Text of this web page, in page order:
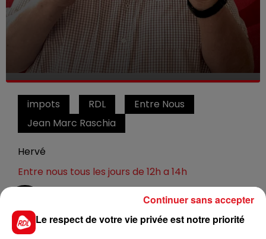
impots RDL
Entre Nous
Jean Marc Raschia
Hervé
Entre nous tous les jours de 12h a 14h
14 min 59 sec
Le respect de votre vie privée est notre priorité
Continuer sans accepter